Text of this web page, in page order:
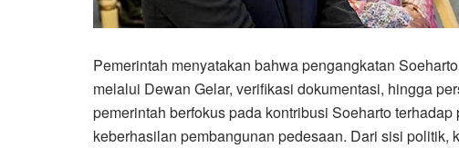
Pemerintah menyatakan bahwa pengangkatan
melalui Dewan Gelar, verifikasi dokumentasi, hingga
pemerintah berfokus pada kontribusi Soeharto
keberhasilan pembangunan pedesaan. Dari sisi politik,